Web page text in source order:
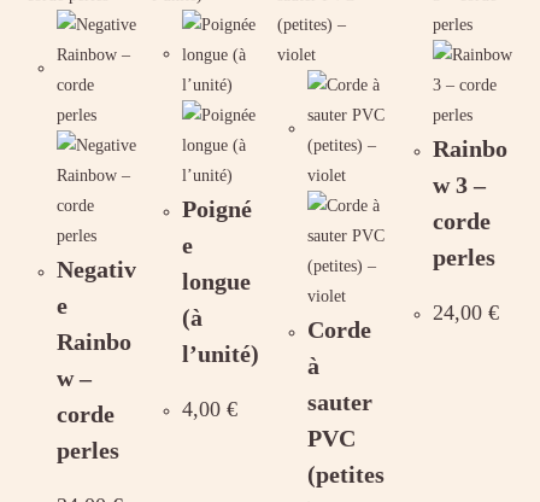
Negativ
e
Rainbo
w –
corde
perles
Poigné
e
longue
(à
l’unité)
4,00€
Corde
à
sauter
PVC
(petites
Rainbo
w 3 –
corde
perles
24,00€